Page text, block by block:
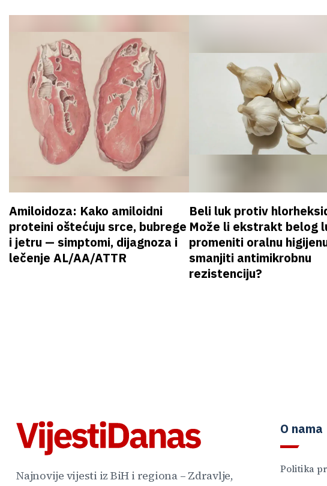
Amiloidoza: Kako amiloidni
proteini oštećuju srce, bubrege
i jetru — simptomi, dijagnoza i
lečenje AL/AA/ATTR
Beli luk protiv
Može li ekstrakt belog
promeniti oralnu
smanjiti antimikrobnu
rezistenciju?
Najnovije vijesti iz BiH i regiona – Zdravlje,
O nama
Politika